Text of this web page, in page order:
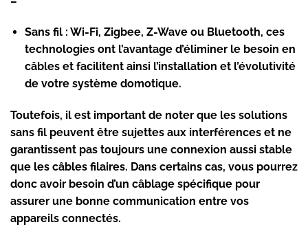
Sans fil : Wi-Fi, Zigbee, Z-Wave ou Bluetooth, ces
technologies ont l’avantage d’éliminer le besoin en
câbles et facilitent ainsi l’installation et l’évolutivité
de votre système domotique.
Toutefois, il est important de noter que les solutions
sans fil peuvent être sujettes aux interférences et ne
garantissent pas toujours une connexion aussi stable
que les câbles filaires. Dans certains cas, vous pourrez
donc avoir besoin d’un câblage spécifique pour
assurer une bonne communication entre vos
appareils connectés.